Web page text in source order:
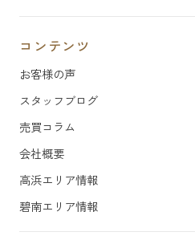
コンテンツ
お客様の声
スタッフブログ
売買コラム
会社概要
高浜エリア情報
碧南エリア情報